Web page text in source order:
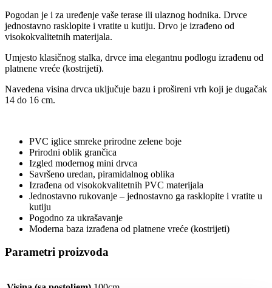
Pogodan je i za uređenje vaše terase ili ulaznog hodnika. Drvce
jednostavno rasklopite i vratite u kutiju. Drvo je izrađeno od
visokokvalitetnih materijala.
Umjesto klasičnog stalka, drvce ima elegantnu podlogu izrađenu od
platnene vreće (kostrijeti).
Navedena visina drvca uključuje bazu i prošireni vrh koji je dugačak
14 do 16 cm.
PVC iglice smreke prirodne zelene boje
Prirodni oblik grančica
Izgled modernog mini drvca
Savršeno uredan, piramidalnog oblika
Izrađena od visokokvalitetnih PVC materijala
Jednostavno rukovanje – jednostavno ga rasklopite i vratite u
kutiju
Pogodno za ukrašavanje
Moderna baza izrađena od platnene vreće (kostrijeti)
Parametri proizvoda